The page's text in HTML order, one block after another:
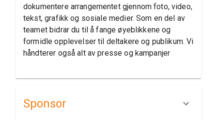
dokumentere arrangementet gjennom foto, video,
tekst, grafikk og sosiale medier. Som en del av
teamet bidrar du til å fange øyeblikkene og
formidle opplevelser til deltakere og publikum. Vi
håndterer også alt av presse og kampanjer
Sponsor